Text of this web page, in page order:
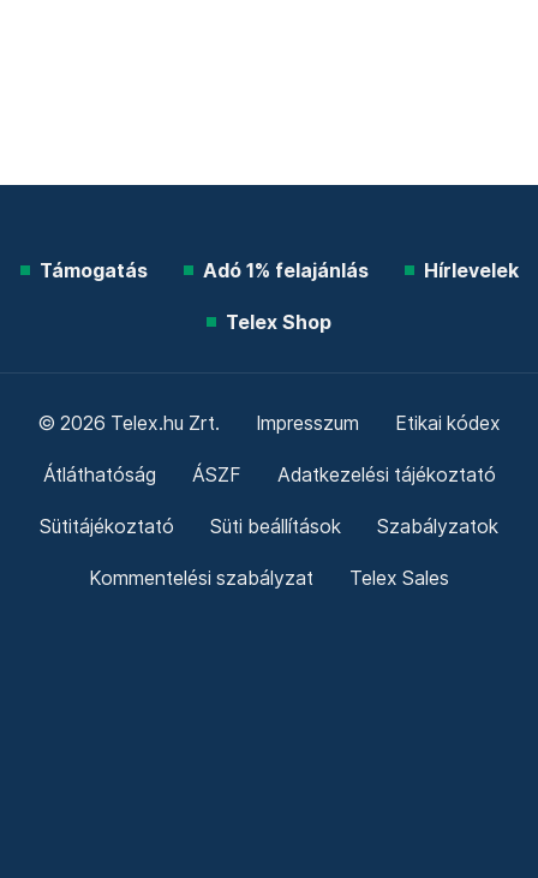
Támogatás Adó 1% felajánlás Hírlevelek
Telex Shop
© 2026 Telex.hu Zrt. Impresszum Etikai kódex
Átláthatóság ÁSZF Adatkezelési tájékoztató
Sütitájékoztató Süti beállítások Szabályzatok
Kommentelési szabályzat Telex Sales